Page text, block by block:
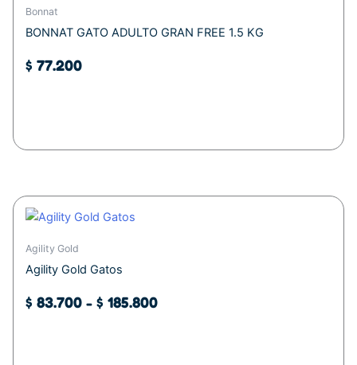
Bonnat
BONNAT GATO ADULTO GRAN FREE 1.5 KG
$ 77.200
Agility Gold
Agility Gold Gatos
$ 83.700 - $ 185.800$ 83.700
Este
producto
tiene
múltiples
variantes.
Las